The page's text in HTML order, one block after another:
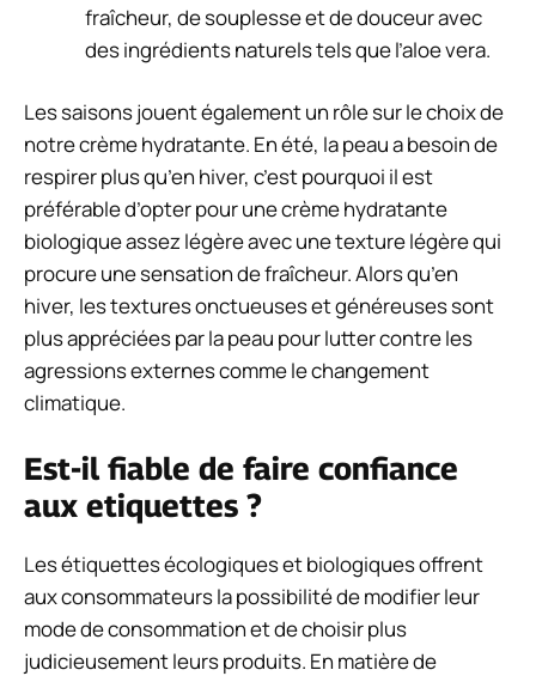
fraîcheur, de souplesse et de douceur avec
des ingrédients naturels tels que l’aloe vera.
Les saisons jouent également un rôle sur le choix de
notre crème hydratante. En été, la peau a besoin de
respirer plus qu’en hiver, c’est pourquoi il est
préférable d’opter pour une crème hydratante
biologique assez légère avec une texture légère qui
procure une sensation de fraîcheur. Alors qu’en
hiver, les textures onctueuses et généreuses sont
plus appréciées par la peau pour lutter contre les
agressions externes comme le changement
climatique.
Est-il fiable de faire confiance
aux etiquettes ?
Les étiquettes écologiques et biologiques offrent
aux consommateurs la possibilité de modifier leur
mode de consommation et de choisir plus
judicieusement leurs produits. En matière de